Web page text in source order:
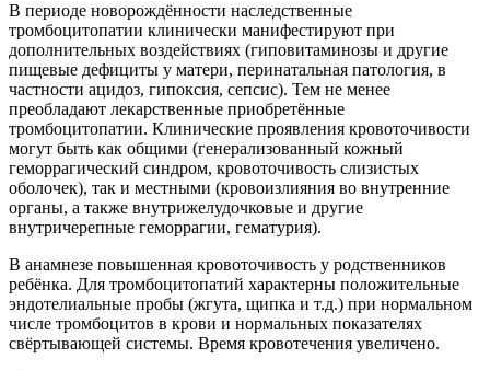
В периоде новорождённости наследственные
тромбоцитопатии клинически манифестируют при
дополнительных воздействиях (гиповитаминозы и другие
пищевые дефициты у матери, перинатальная патология, в
частности ацидоз, гипоксия, сепсис). Тем не менее
преобладают лекарственные приобретённые
тромбоцитопатии. Клинические проявления кровоточивости
могут быть как общими (генерализованный кожный
геморрагический синдром, кровоточивость слизистых
оболочек), так и местными (кровоизлияния во внутренние
органы, а также внутрижелудочковые и другие
внутричерепные геморрагии, гематурия).
В анамнезе повышенная кровоточивость у родственников
ребёнка. Для тромбоцитопатий характерны положительные
эндотелиальные пробы (жгута, щипка и т.д.) при нормальном
числе тромбоцитов в крови и нормальных показателях
свёртывающей системы. Время кровотечения увеличено.